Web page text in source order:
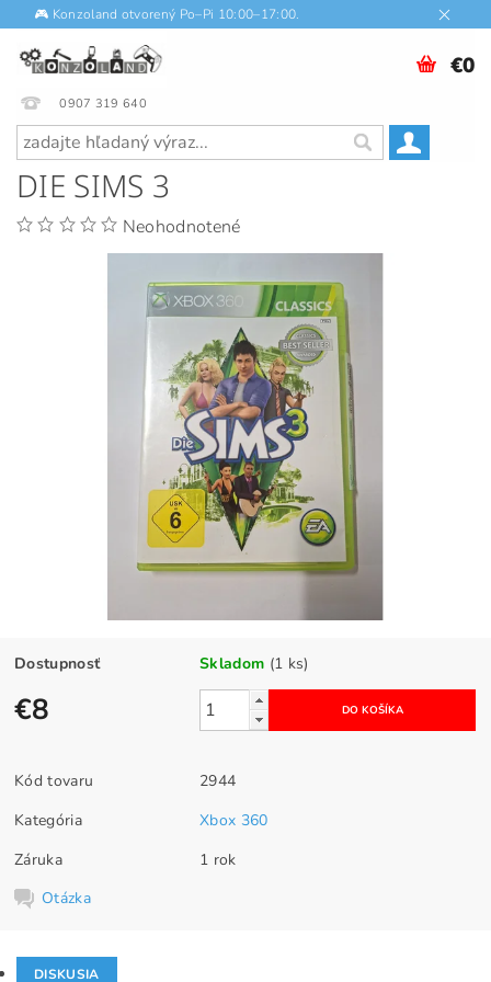
🎮 Konzoland otvorený Po–Pi 10:00–17:00.
0907 319 640
€0
DIE SIMS 3
Neohodnotené
Dostupnosť Skladom (1 ks)
€8
Kód tovaru
2944
Kategória
Xbox 360
Záruka
1 rok
Otázka
DISKUSIA